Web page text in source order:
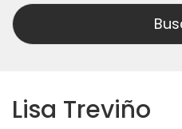
Lisa Treviño